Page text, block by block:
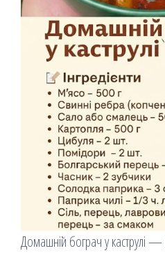
Домашній бограч у каструлі —